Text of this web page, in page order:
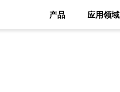
产品 应用领域